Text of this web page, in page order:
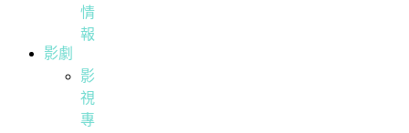
情
報
影劇
影
視
專